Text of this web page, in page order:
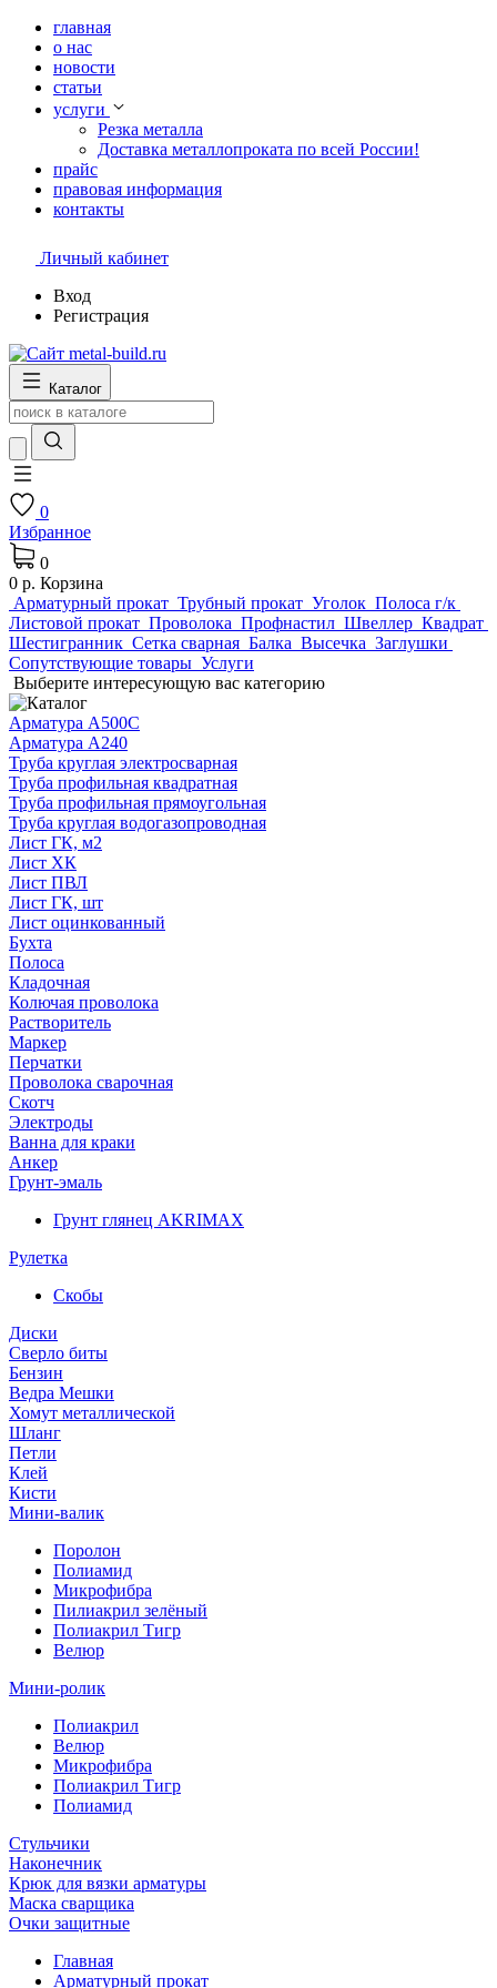
главная
о нас
новости
статьи
услуги
Резка металла
Доставка металлопроката по всей России!
прайс
правовая информация
контакты
Личный кабинет
Вход
Регистрация
Каталог
0
Избранное
0
0 р. Корзина
Арматурный прокат Трубный прокат Уголок Полоса г/к
Листовой прокат Проволока Профнастил Швеллер Квадрат
Шестигранник Сетка сварная Балка Высечка Заглушки
Сопутствующие товары Услуги
Выберите интересующую вас категорию
Арматура А500С
Арматура А240
Труба круглая электросварная
Труба профильная квадратная
Труба профильная прямоугольная
Труба круглая водогазопроводная
Лист ГК, м2
Лист ХК
Лист ПВЛ
Лист ГК, шт
Лист оцинкованный
Бухта
Полоса
Кладочная
Колючая проволока
Растворитель
Маркер
Перчатки
Проволока сварочная
Скотч
Электроды
Ванна для краки
Анкер
Грунт-эмаль
Грунт глянец AKRIMAX
Рулетка
Скобы
Диски
Сверло биты
Бензин
Ведра Мешки
Хомут металлической
Шланг
Петли
Клей
Кисти
Мини-валик
Поролон
Полиамид
Микрофибра
Пилиакрил зелёный
Полиакрил Тигр
Велюр
Мини-ролик
Полиакрил
Велюр
Микрофибра
Полиакрил Тигр
Полиамид
Стульчики
Наконечник
Крюк для вязки арматуры
Маска сварщика
Очки защитные
Главная
Арматурный прокат